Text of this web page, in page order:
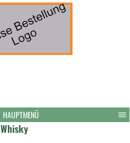
HAUPTMENÜ
Whisky